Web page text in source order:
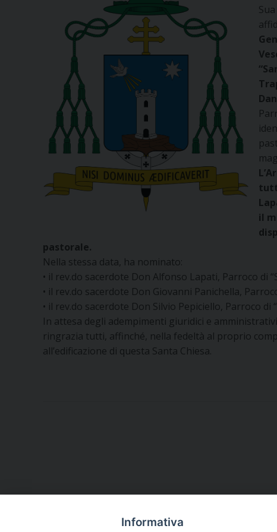
il
pastorale.
Nella stessa data, ha nominato:
• il rev.do sacerdote Don Alfonso Lapati, Parroco di
• il rev.do sacerdote Don Giovanni Panichella,
• il rev.do sacerdote Don Silvio Pepiciello, Parroco di
In attesa degli adempimenti giuridici e
ringrazia tutti, affinché, nella fedeltà al proprio
all’edificazione di questa Santa Chiesa.
Informativa